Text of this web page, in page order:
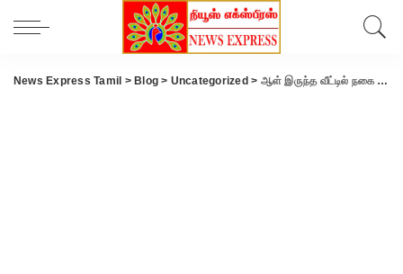
News Express Tamil > Blog > Uncategorized > ஆள் இருந்த வீட்டில் நகை – பணம் திருட்டு கோவை.